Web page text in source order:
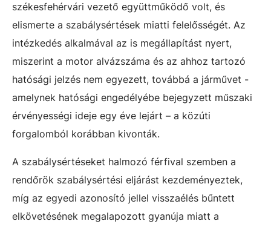
székesfehérvári vezető együttműködő volt, és
elismerte a szabálysértések miatti felelősségét. Az
intézkedés alkalmával az is megállapítást nyert,
miszerint a motor alvázszáma és az ahhoz tartozó
hatósági jelzés nem egyezett, továbbá a járművet -
amelynek hatósági engedélyébe bejegyzett műszaki
érvényességi ideje egy éve lejárt – a közúti
forgalomból korábban kivonták.
A szabálysértéseket halmozó férfival szemben a
rendőrök szabálysértési eljárást kezdeményeztek,
míg az egyedi azonosító jellel visszaélés bűntett
elkövetésének megalapozott gyanúja miatt a